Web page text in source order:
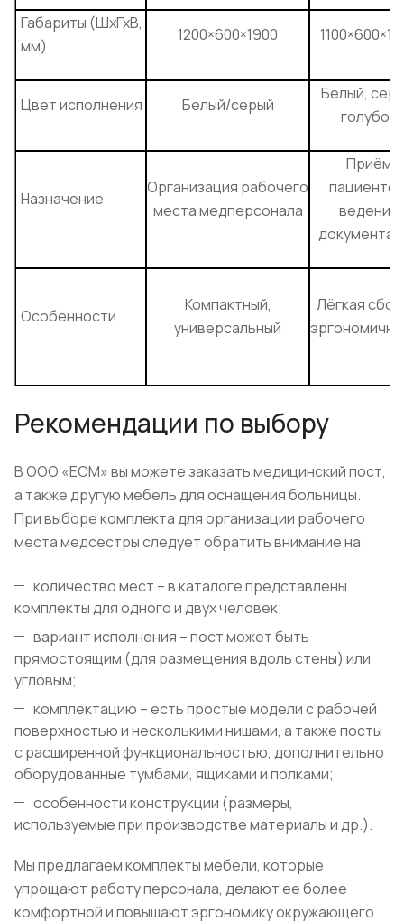
Габариты (ШхГхВ,
мм)
1200×600×1900
Цвет исполнения Белый/серый
Белый,
голубой
Назначение
Организация рабочего
места медперсонала
Приём
ведение
Особенности
Компактный,
универсальный
Лёгкая
Рекомендации по выбору
В ООО «ЕСМ» вы можете заказать медицинский пост,
а также другую мебель для оснащения больницы.
При выборе комплекта для организации рабочего
места медсестры следует обратить внимание на:
количество мест – в каталоге представлены
комплекты для одного и двух человек;
вариант исполнения – пост может быть
прямостоящим (для размещения вдоль стены) или
угловым;
комплектацию – есть простые модели с рабочей
поверхностью и несколькими нишами, а также посты
с расширенной функциональностью, дополнительно
оборудованные тумбами, ящиками и полками;
особенности конструкции (размеры,
используемые при производстве материалы и др.).
Мы предлагаем комплекты мебели, которые
упрощают работу персонала, делают ее более
комфортной и повышают эргономику окружающего